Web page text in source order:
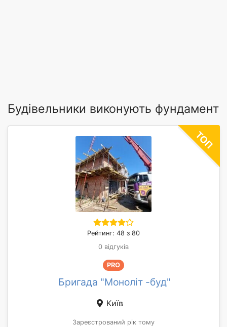
Будівельники виконують фундамент
Рейтинг: 48 з 80
0 відгуків
PRO
Бригада "Моноліт -буд"
Київ
Зареєстрований рік тому